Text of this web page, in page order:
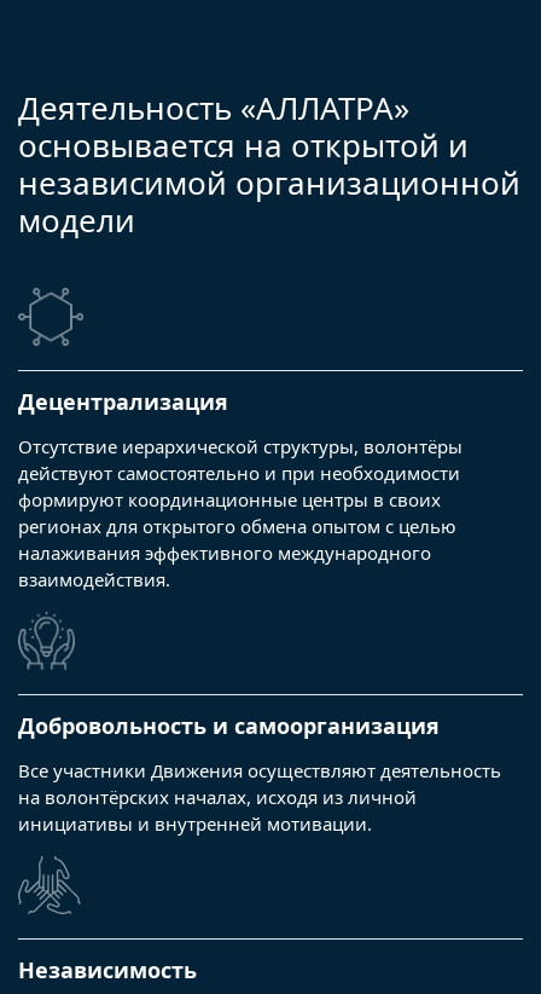
Деятельность «АЛЛАТРА»
основывается на открытой и
независимой организационной
модели
Децентрализация
Отсутствие иерархической структуры, волонтёры
действуют самостоятельно и при необходимости
формируют координационные центры в своих
регионах для открытого обмена опытом с целью
налаживания эффективного международного
взаимодействия.
Добровольность и самоорганизация
Все участники Движения осуществляют деятельность
на волонтёрских началах, исходя из личной
инициативы и внутренней мотивации.
Независимость